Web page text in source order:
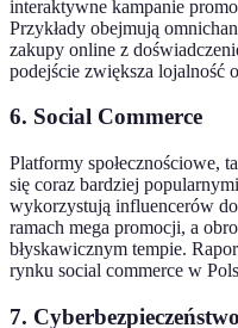
interaktywne kampanie
Przykłady obejmują
zakupy online z
podejście zwiększa lojalność
6. Social Commerce
Platformy społecznościowe,
się coraz bardziej
wykorzystują influencerów
ramach mega promocji, a
błyskawicznym tempie.
rynku social commerce w
7.